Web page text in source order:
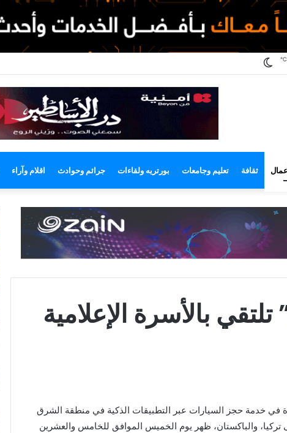
الوضع
℃
ثقافة تعليم وجامعات بورتريه ولقاءات جرائم وحوادث اقلام وآراء
بالأسرة الإعلامية
في خدمة حجز السيارات عبر التطبيقات الذكية في منطقة الشرق
تركيا، والباكستان، ظهر يوم الخميس الموافق للخامس والعشرين